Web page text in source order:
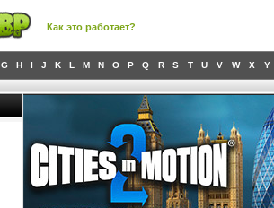
Как это работает?
G H I J K L M N O P Q R S T U V W X Y